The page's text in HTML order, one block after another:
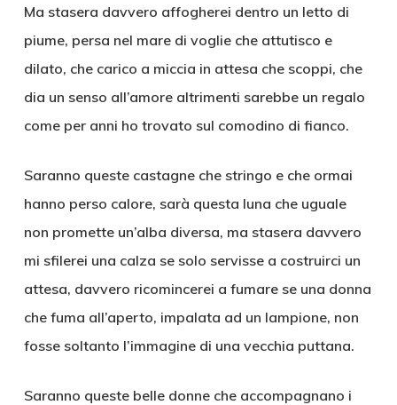
Ma stasera davvero affogherei dentro un letto di
piume, persa nel mare di voglie che attutisco e
dilato, che carico a miccia in attesa che scoppi, che
dia un senso all’amore altrimenti sarebbe un regalo
come per anni ho trovato sul comodino di fianco.
Saranno queste castagne che stringo e che ormai
hanno perso calore, sarà questa luna che uguale
non promette un’alba diversa, ma stasera davvero
mi sfilerei una calza se solo servisse a costruirci un
attesa, davvero ricomincerei a fumare se una donna
che fuma all’aperto, impalata ad un lampione, non
fosse soltanto l’immagine di una vecchia puttana.
Saranno queste belle donne che accompagnano i